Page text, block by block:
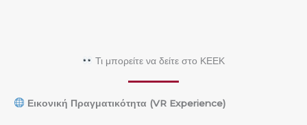
Τι μπορείτε να δείτε στο ΚΕΕΚ
Εικονική Πραγματικότητα (VR Experience)